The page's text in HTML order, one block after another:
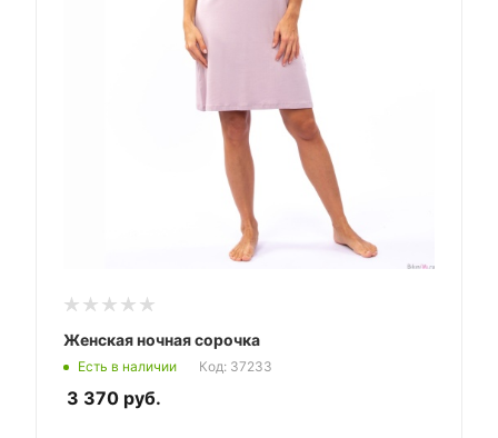
Женская ночная сорочка
Есть в наличии Код: 37233
3 370 руб.